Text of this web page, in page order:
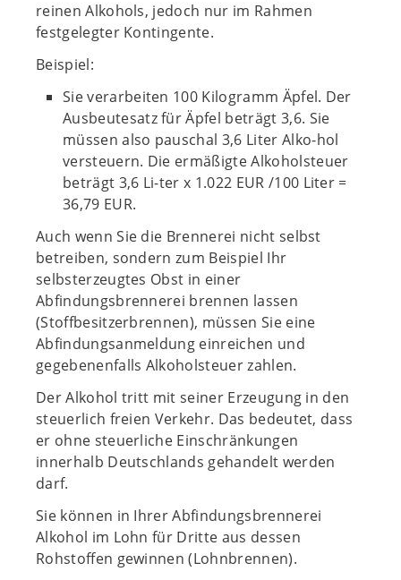
reinen Alkohols, jedoch nur im Rahmen
festgelegter Kontingente.
Beispiel:
Sie verarbeiten 100 Kilogramm Äpfel. Der
Ausbeutesatz für Äpfel beträgt 3,6. Sie
müssen also pauschal 3,6 Liter Alko-hol
versteuern. Die ermäßigte Alkoholsteuer
beträgt 3,6 Li-ter x 1.022 EUR /100 Liter =
36,79 EUR.
Auch wenn Sie die Brennerei nicht selbst
betreiben, sondern zum Beispiel Ihr
selbsterzeugtes Obst in einer
Abfindungsbrennerei brennen lassen
(Stoffbesitzerbrennen), müssen Sie eine
Abfindungsanmeldung einreichen und
gegebenenfalls Alkoholsteuer zahlen.
Der Alkohol tritt mit seiner Erzeugung in den
steuerlich freien Verkehr. Das bedeutet, dass
er ohne steuerliche Einschränkungen
innerhalb Deutschlands gehandelt werden
darf.
Sie können in Ihrer Abfindungsbrennerei
Alkohol im Lohn für Dritte aus dessen
Rohstoffen gewinnen (Lohnbrennen).